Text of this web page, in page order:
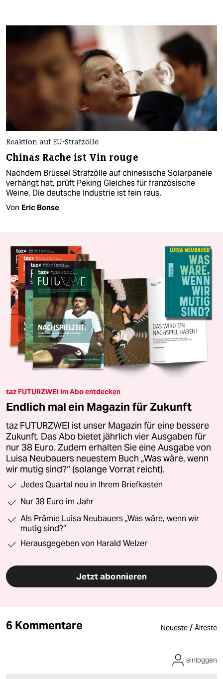
Reaktion auf EU-Strafzölle
Chinas Rache ist Vin rouge
Nachdem Brüssel Strafzölle auf chinesische Solarpanele
verhängt hat, prüft Peking Gleiches für französische
Weine. Die deutsche Industrie ist fein raus.
Von Eric Bonse
taz FUTURZWEI im Abo entdecken
Endlich mal ein Magazin für Zukunft
taz FUTURZWEI ist unser Magazin für eine bessere
Zukunft. Das Abo bietet jährlich vier Ausgaben für
nur 38 Euro. Zudem erhalten Sie eine Ausgabe von
Luisa Neubauers neuestem Buch „Was wäre, wenn
wir mutig sind?“ (solange Vorrat reicht).
Jedes Quartal neu in Ihrem Briefkasten
Nur 38 Euro im Jahr
Als Prämie Luisa Neubauers „Was wäre, wenn wir
mutig sind?“
Herausgegeben von Harald Welzer
Jetzt abonnieren
6 Kommentare Neueste / Älteste
einloggen